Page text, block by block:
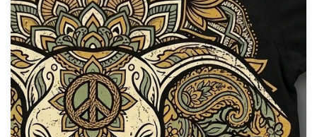
Encontre um designer
Veja inspirações
99designs Studio